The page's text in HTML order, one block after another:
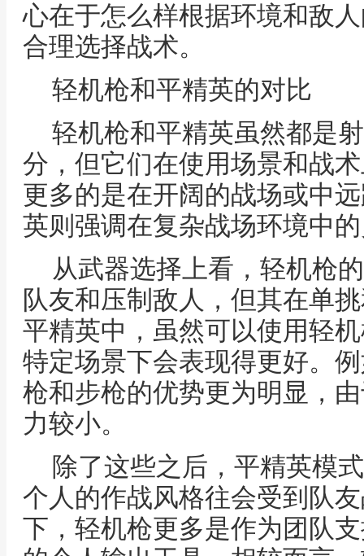
心在于怎么样根据环境和敌
合理选择战术。
轻机枪和平精英的对比
轻机枪和平精英虽然都是
分，但它们在使用场景和战
更多的是在开阔的战场或中
英则强调在复杂战场环境中
从武器选择上看，轻机枪
队友和压制敌人，但其在单
平精英中，虽然可以使用轻
特定场景下会表现得更好。
枪和步枪的优势更为明显，
力较小。
除了这些之后，平精英模
个人的作战风格往会受到队
下，轻机枪更多是作为团队